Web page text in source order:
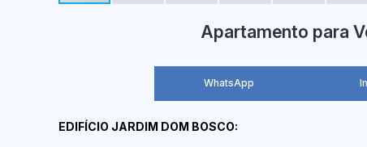
Apartamento para
WhatsApp
EDIFÍCIO JARDIM DOM BOSCO: